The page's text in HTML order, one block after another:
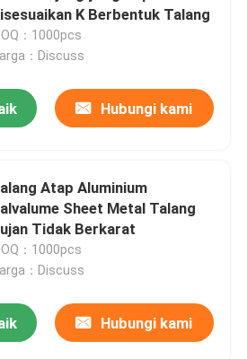
K Berbentuk Talang
：1000pcs
：Discuss
Hubungi kami
Atap Aluminium
Sheet Metal Talang
Tidak Berkarat
：1000pcs
：Discuss
Hubungi kami